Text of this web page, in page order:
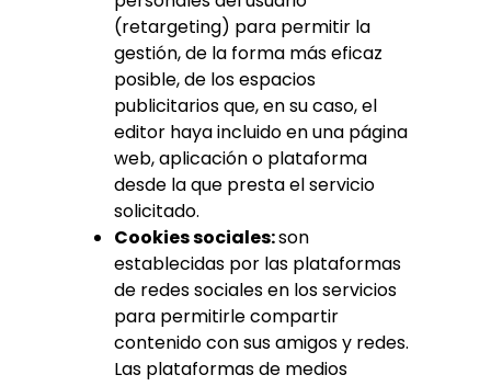
(retargeting) para permitir la
gestión, de la forma más eficaz
posible, de los espacios
publicitarios que, en su caso, el
editor haya incluido en una página
web, aplicación o plataforma
desde la que presta el servicio
solicitado.
Cookies sociales:son
establecidas por las plataformas
de redes sociales en los servicios
para permitirle compartir
contenido con sus amigos y redes.
Las plataformas de medios